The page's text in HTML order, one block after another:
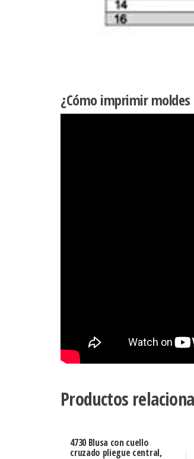
¿Cómo imprimir moldes
Productos
4730 Blusa con cuello
cruzado pliegue central,